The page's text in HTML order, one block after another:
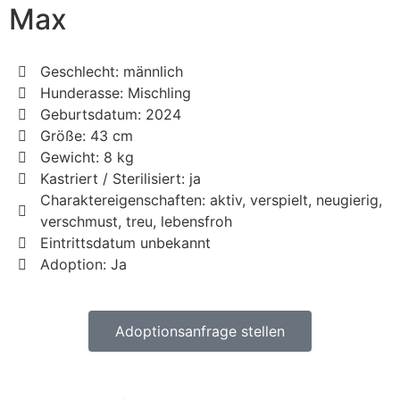
Max
Geschlecht: männlich
Hunderasse: Mischling
Geburtsdatum: 2024
Größe: 43 cm
Gewicht: 8 kg
Kastriert / Sterilisiert: ja
Charaktereigenschaften: aktiv, verspielt, neugierig,
verschmust, treu, lebensfroh
Eintrittsdatum unbekannt
Adoption: Ja
Adoptionsanfrage stellen